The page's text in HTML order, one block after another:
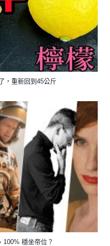
，重新回到45公斤
100% 穩坐帝位？